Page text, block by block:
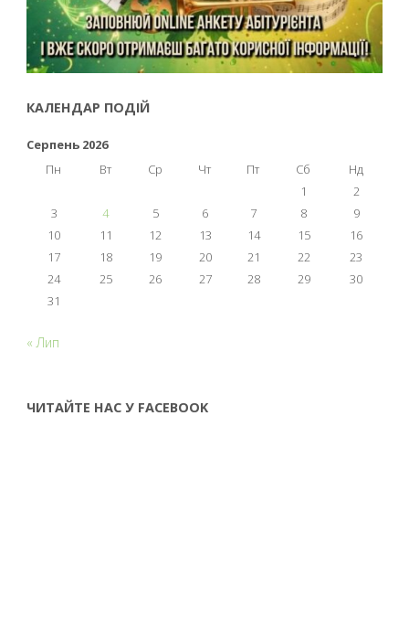
КАЛЕНДАР ПОДІЙ
Серпень 2026
Пн
Вт Ср Чт Пт Сб
Нд
1
2
3
4 5 6 7 8
9
10
11 12 13 14 15
16
17
18 19 20 21 22
23
24
25 26 27 28 29
30
31
« Лип
ЧИТАЙТЕ НАС У FACEBOOK